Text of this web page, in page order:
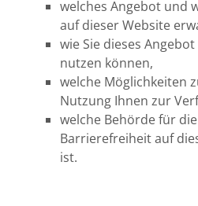
welches Angebot und
auf dieser Website
wie Sie dieses
nutzen können,
welche Möglichkeiten
Nutzung Ihnen zur
welche Behörde für
Barrierefreiheit auf
ist.